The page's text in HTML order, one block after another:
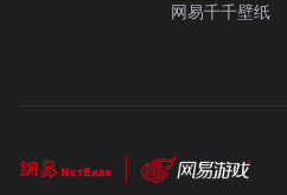
网易千千壁纸